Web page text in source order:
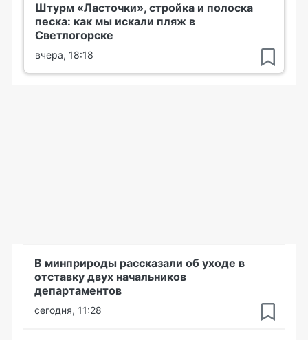
Штурм «Ласточки», стройка и полоска
песка: как мы искали пляж в
Светлогорске
вчера, 18:18
В минприроды рассказали об уходе в
отставку двух начальников
департаментов
сегодня, 11:28